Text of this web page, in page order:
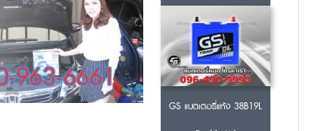
GS แบตเตอรี่แห้ง 38B19L